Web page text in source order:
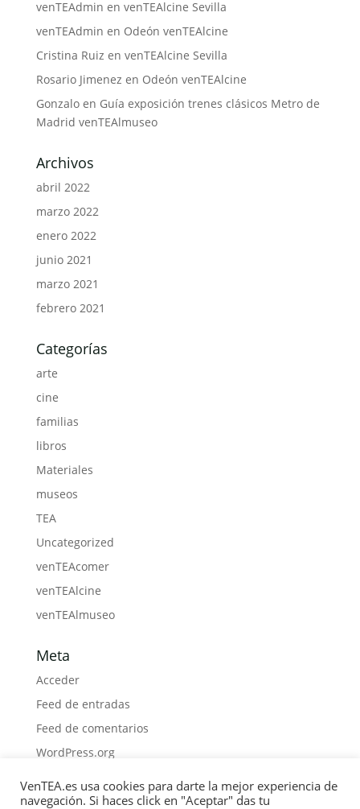
venTEAdmin en venTEAlcine Sevilla
venTEAdmin en Odeón venTEAlcine
Cristina Ruiz en venTEAlcine Sevilla
Rosario Jimenez en Odeón venTEAlcine
Gonzaloen Guía exposición trenes clásicos Metro de
Madrid venTEAlmuseo
Archivos
abril 2022
marzo 2022
enero 2022
junio 2021
marzo 2021
febrero 2021
Categorías
arte
cine
familias
libros
Materiales
museos
TEA
Uncategorized
venTEAcomer
venTEAlcine
venTEAlmuseo
Meta
Acceder
Feed de entradas
Feed de comentarios
WordPress.org
VenTEA.es usa cookies para darte la mejor experiencia de
navegación. Si haces click en "Aceptar" das tu